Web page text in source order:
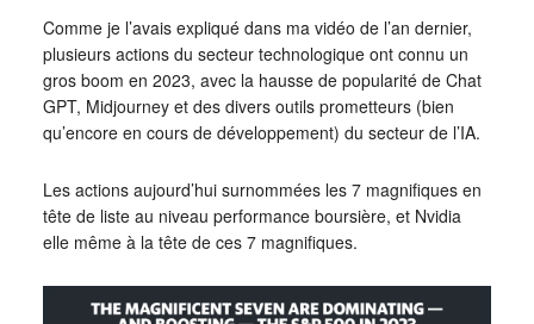
Comme je l’avais expliqué dans ma vidéo de l’an dernier,
plusieurs actions du secteur technologique ont connu un
gros boom en 2023, avec la hausse de popularité de Chat
GPT, Midjourney et des divers outils prometteurs (bien
qu’encore en cours de développement) du secteur de l’IA.
Les actions aujourd’hui surnommées les 7 magnifiques en
tête de liste au niveau performance boursière, et Nvidia
elle même à la tête de ces 7 magnifiques.